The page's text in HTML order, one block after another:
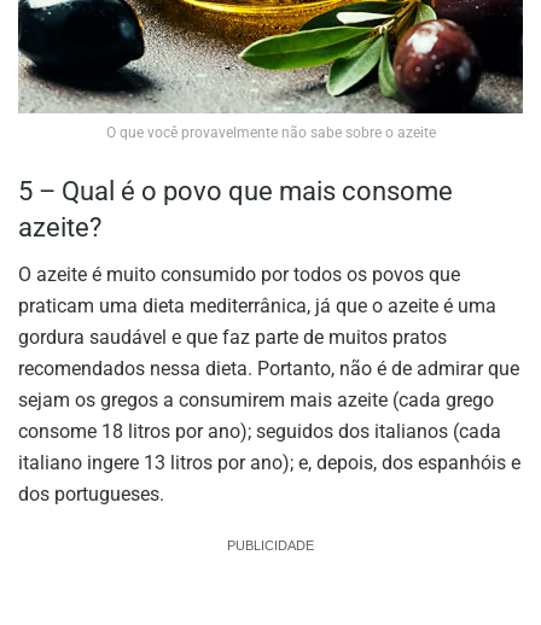
O que você provavelmente não sabe sobre o azeite
5 – Qual é o povo que mais consome
azeite?
O azeite é muito consumido por todos os povos que
praticam uma dieta mediterrânica, já que o azeite é uma
gordura saudável e que faz parte de muitos pratos
recomendados nessa dieta. Portanto, não é de admirar que
sejam os gregos a consumirem mais azeite (cada grego
consome 18 litros por ano); seguidos dos italianos (cada
italiano ingere 13 litros por ano); e, depois, dos espanhóis e
dos portugueses.
PUBLICIDADE